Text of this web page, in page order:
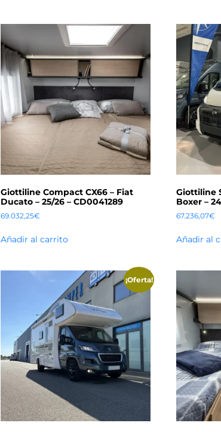
Giottiline Compact CX66 – Fiat
Ducato – 25/26 – CD0041289
69.032,25€
Añadir al carrito
Giottiline
Boxer –
67.236,07€
Añadir al
¡Oferta!